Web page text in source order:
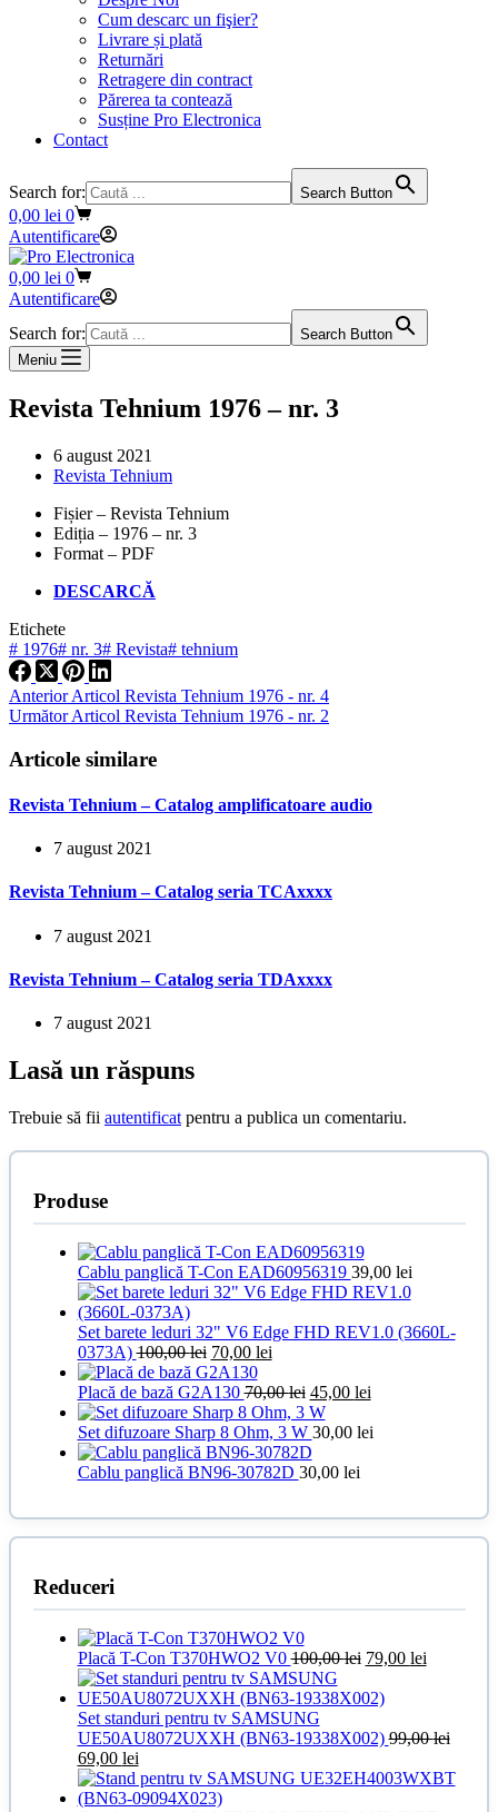
Cum descarc un fişier?
Livrare și plată
Returnări
Retragere din contract
Părerea ta contează
Susține Pro Electronica
Contact
Search for: Search Button
Coș
de
cumpărături
0,00 lei 0
Autentificare
Coș
de
0,00 lei 0
Autentificare
Search for:
Search Button
Meniu
Revista Tehnium 1976 – nr. 3
6 august 2021
Revista Tehnium
Fișier – Revista Tehnium
Ediția – 1976 – nr. 3
Format – PDF
DESCARCĂ
Etichete
# 1976# nr. 3# Revista# tehnium
AnteriorArticol Revista Tehnium 1976 - nr. 4
UrmătorArticol Revista Tehnium 1976 - nr. 2
Articole similare
Revista Tehnium – Catalog amplificatoare audio
7 august 2021
Revista Tehnium – Catalog seria TCAxxxx
7 august 2021
Revista Tehnium – Catalog seria TDAxxxx
7 august 2021
Lasă un răspuns
Trebuie să fii autentificat pentru a publica un comentariu.
Produse
Cablu panglică T-Con EAD60956319 39,00 lei
Set barete leduri 32" V6 Edge FHD REV1.0 (3660L-
0373A)100,00lei Prețul
inițial
a
fost:
100,00 lei.
70,00 leiPrețul
este:
70,00 lei.
Placă de bază G2A13070,00lei Prețul
inițial
a
fost:
70,00 lei.
45,00 leiPrețul
este:
Set difuzoare Sharp 8 Ohm, 3 W 30,00 lei
Cablu panglică BN96-30782D 30,00 lei
Reduceri
Placă T-Con T370HWO2 V0100,00lei Prețul
a
100,00 lei.
79,00 leiPrețul
Set standuri pentru tv SAMSUNG
UE50AU8072UXXH (BN63-19338X002)99,00lei
Prețul
inițial
a
69,00 leiPrețul
curent
este: